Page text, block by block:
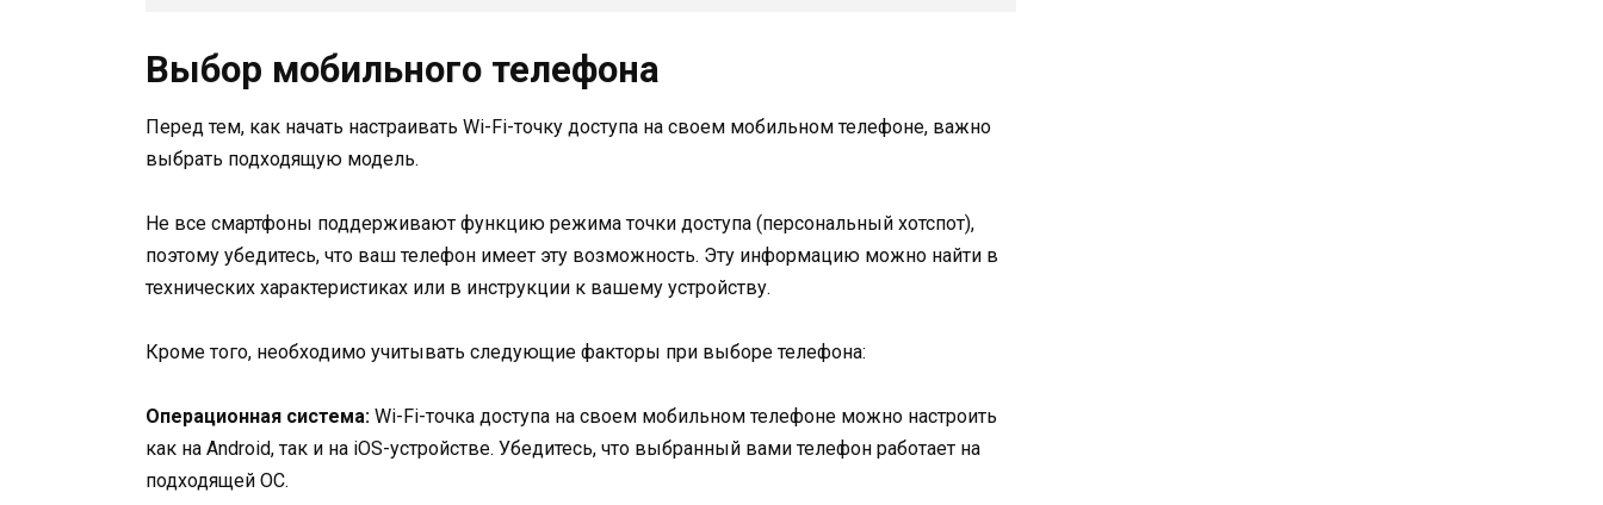
Выбор мобильного телефона
Перед тем, как начать настраивать Wi-Fi-точку доступа на своем мобильном телефоне, важно
выбрать подходящую модель.
Не все смартфоны поддерживают функцию режима точки доступа (персональный хотспот),
поэтому убедитесь, что ваш телефон имеет эту возможность. Эту информацию можно найти в
технических характеристиках или в инструкции к вашему устройству.
Кроме того, необходимо учитывать следующие факторы при выборе телефона:
Операционная система: Wi-Fi-точка доступа на своем мобильном телефоне можно настроить
как на Android, так и на iOS-устройстве. Убедитесь, что выбранный вами телефон работает на
подходящей ОС.